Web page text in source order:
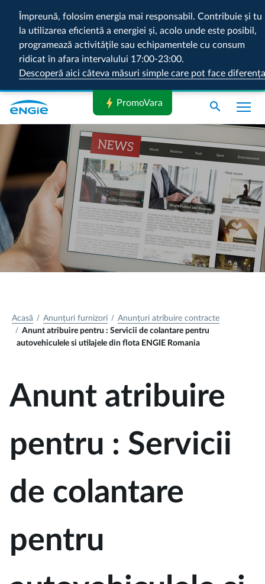
Împreună, folosim energia mai responsabil. Contribuie și tu
la utilizarea eficientă a energiei și, acolo unde este posibil,
programează activitățile sau echipamentele cu consum
ridicat în afara intervalului 17:00-23:00.
Descoperă aici câteva măsuri simple care pot face diferența
search
Acasă Anunțuri furnizori
Anunțuri atribuire contracte
Anunt atribuire pentru : Servicii de colantare pentru
autovehiculele si utilajele din flota ENGIE Romania
Anunt atribuire
pentru : Servicii
de colantare
pentru
bolt PromoVara